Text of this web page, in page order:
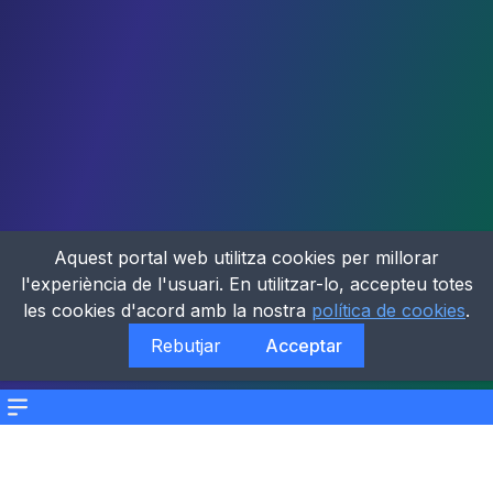
Menu
Aquest portal web utilitza cookies per millorar
l'experiència de l'usuari. En utilitzar-lo, accepteu totes
les cookies d'acord amb la nostra política de cookies.
Rebutjar
Acceptar